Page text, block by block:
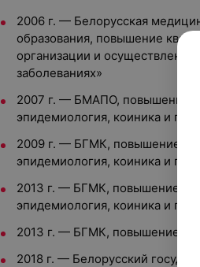
2006 г. — Белорусская
образования, повышение
организации и осуществления
заболеваниях»
2007 г. — БМАПО, повышение
эпидемиология, коиника и
2009 г. — БГМК, повышение
эпидемиология, коиника и
2013 г. — БГМК, повышение
эпидемиология, коиника и
2013 г. — БГМК, повышение
2018 г. — Белорусский